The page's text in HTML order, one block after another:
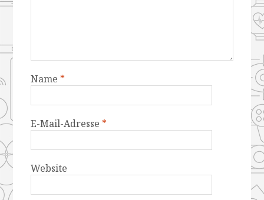
Name *
E-Mail-Adresse *
Website